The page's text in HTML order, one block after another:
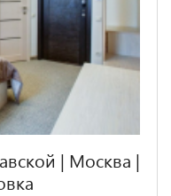
| Москва |